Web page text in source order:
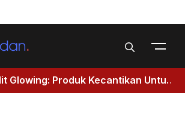
Glowing: Produk Kecantikan Untuk
Keatas